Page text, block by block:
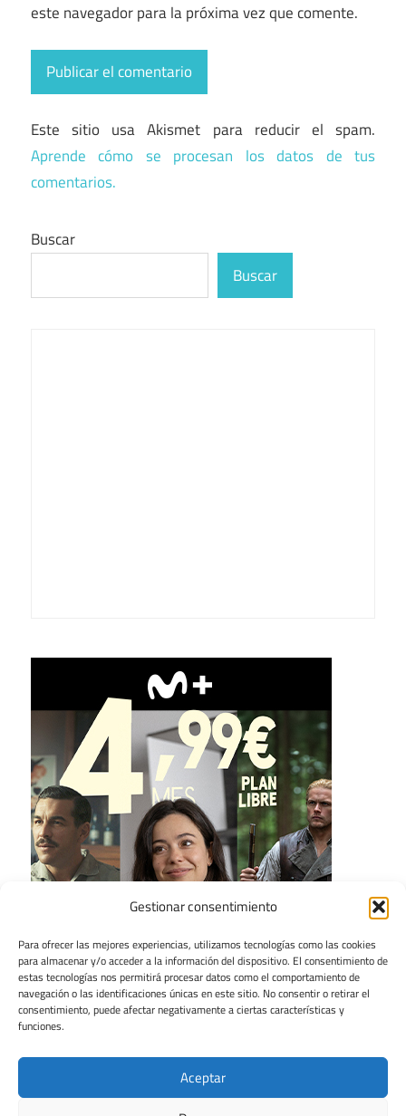
Gestionar consentimiento
Para ofrecer las mejores experiencias, utilizamos tecnologías como las cookies
para almacenar y/o acceder a la información del dispositivo. El consentimiento de
estas tecnologías nos permitirá procesar datos como el comportamiento de
navegación o las identificaciones únicas en este sitio. No consentir o retirar el
consentimiento, puede afectar negativamente a ciertas características y
funciones.
Aceptar
este navegador para la próxima vez que comente.
Este sitio usa Akismet para reducir el spam.
Aprende cómo se procesan los datos de tus
comentarios.
Buscar
Buscar